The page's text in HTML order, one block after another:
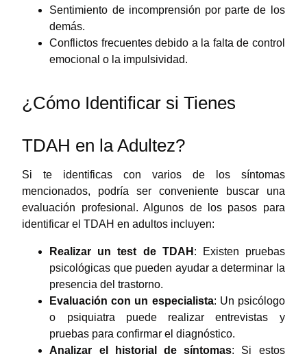
Sentimiento de incomprensión por parte de los
demás.
Conflictos frecuentes debido a la falta de control
emocional o la impulsividad.
¿Cómo Identificar si Tienes
TDAH en la Adultez?
Si te identificas con varios de los síntomas
mencionados, podría ser conveniente buscar una
evaluación profesional. Algunos de los pasos para
identificar el TDAH en adultos incluyen:
Realizar un test de TDAH : Existen pruebas
psicológicas que pueden ayudar a determinar la
presencia del trastorno.
Evaluación con un especialista: Un psicólogo
o psiquiatra puede realizar entrevistas y
pruebas para confirmar el diagnóstico.
Analizar el historial de síntomas: Si estos